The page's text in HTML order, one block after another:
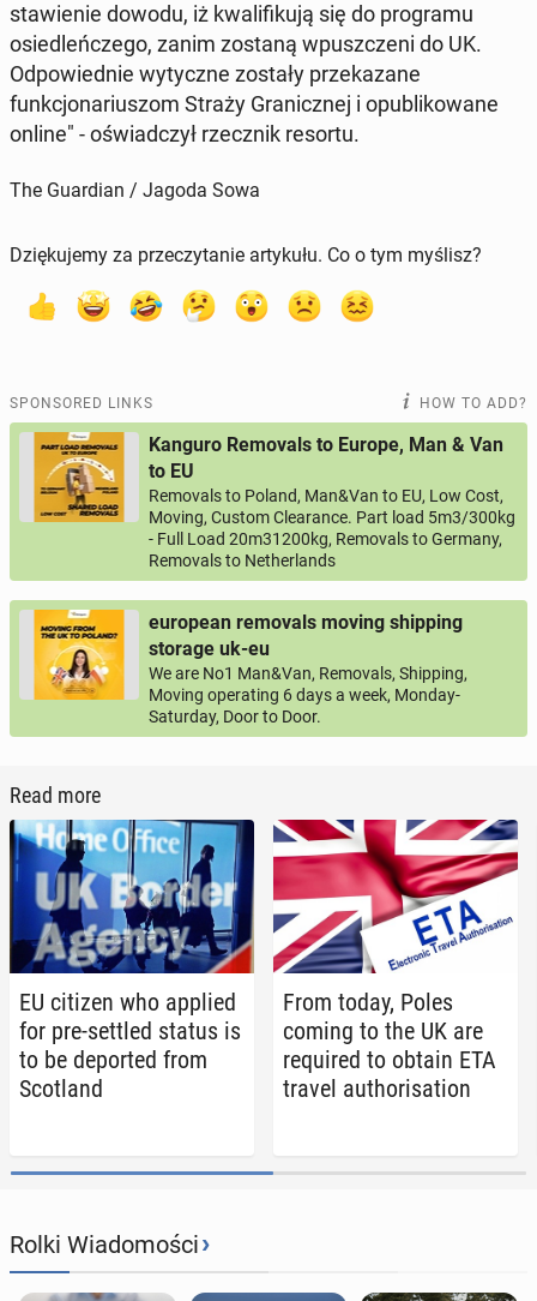
staw­ie­nie dowodu, iż kwal­i­fiku­ją się do pro­gra­mu
osiedleńczego, zanim zostaną wpuszczeni do UK.
Odpowied­nie wyty­czne zostały przekazane
funkcjonar­ius­zom Straży Granicznej i op­ub­likowane
online" - oświad­czył rzecznik resortu.
The Guardian / Jagoda Sowa
Dziękujemy za przeczytanie artykułu. Co o tym myślisz?
SPONSORED LINKS HOW TO ADD?
Kanguro Removals to Europe, Man & Van
to EU
Removals to Poland, Man&Van to EU, Low Cost,
Moving, Custom Clearance. Part load 5m3/300kg
- Full Load 20m31200kg, Removals to Germany,
Removals to Netherlands
european removals moving shipping
storage uk-eu
We are No1 Man&Van, Removals, Shipping,
Moving operating 6 days a week, Monday-
Saturday, Door to Door.
Read more
EU citizen who applied
for pre-settled status is
to be de­port­ed from
Scot­land
From today, Poles
coming to the UK are
re­quired to obtain ETA
travel au­tho­ri­sa­tion
Rolki Wiadomości›